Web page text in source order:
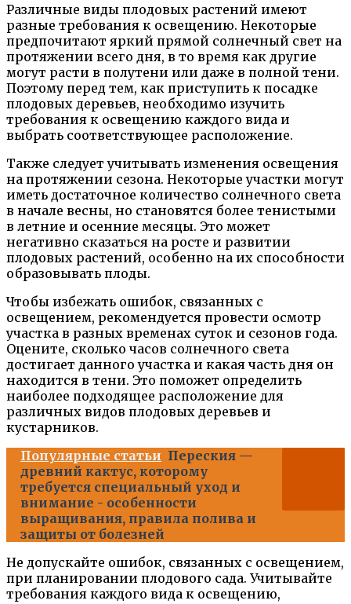
Различные виды плодовых растений имеют
разные требования к освещению. Некоторые
предпочитают яркий прямой солнечный свет на
протяжении всего дня, в то время как другие
могут расти в полутени или даже в полной тени.
Поэтому перед тем, как приступить к посадке
плодовых деревьев, необходимо изучить
требования к освещению каждого вида и
выбрать соответствующее расположение.
Также следует учитывать изменения освещения
на протяжении сезона. Некоторые участки могут
иметь достаточное количество солнечного света
в начале весны, но становятся более тенистыми
в летние и осенние месяцы. Это может
негативно сказаться на росте и развитии
плодовых растений, особенно на их способности
образовывать плоды.
Чтобы избежать ошибок, связанных с
освещением, рекомендуется провести осмотр
участка в разных временах суток и сезонов года.
Оцените, сколько часов солнечного света
достигает данного участка и какая часть дня он
находится в тени. Это поможет определить
наиболее подходящее расположение для
различных видов плодовых деревьев и
кустарников.
Популярные статьи Переския —
древний кактус, которому
требуется специальный уход и
внимание - особенности
выращивания, правила полива и
защиты от болезней
Не допускайте ошибок, связанных с освещением,
при планировании плодового сада. Учитывайте
требования каждого вида к освещению,